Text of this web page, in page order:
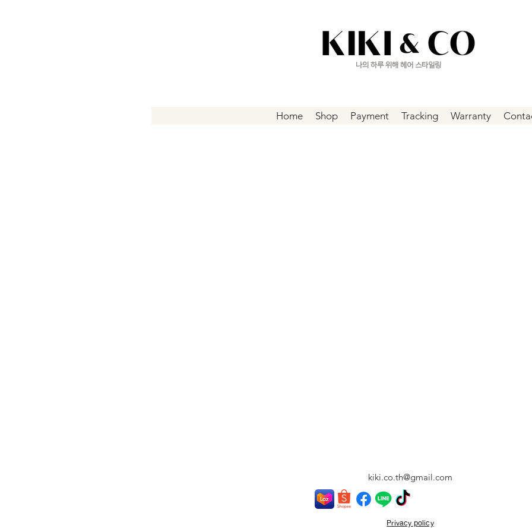
나의 하루 위해 헤어 스타일링
Home Shop Payment Tracking Warranty
kiki.co.th@gmail.com
Privacy policy